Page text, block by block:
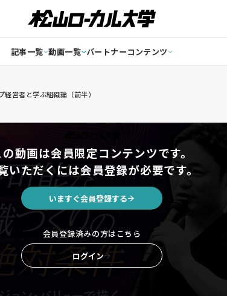
記事一覧 動画一覧 パートナーコンテンツ
経営者と学ぶ組織論（前半）
の動画は会員限定コンテンツです。
いただくには会員登録が必要です。
いますぐ会員登録する
会員登録済みの方はこちら
ログイン